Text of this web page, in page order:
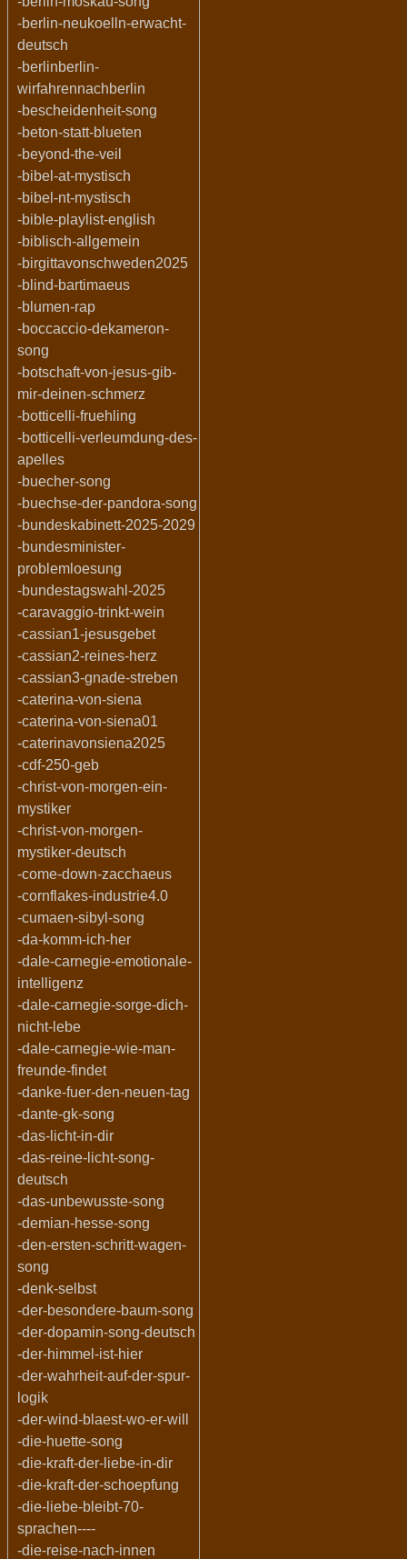
-berlin-neukoelln-erwacht-
deutsch
-berlinberlin-
wirfahrennachberlin
-bescheidenheit-song
-beton-statt-blueten
-beyond-the-veil
-bibel-at-mystisch
-bibel-nt-mystisch
-bible-playlist-english
-biblisch-allgemein
-birgittavonschweden2025
-blind-bartimaeus
-blumen-rap
-boccaccio-dekameron-
song
-botschaft-von-jesus-gib-
mir-deinen-schmerz
-botticelli-fruehling
-botticelli-verleumdung-des-
apelles
-buecher-song
-buechse-der-pandora-song
-bundeskabinett-2025-2029
-bundesminister-
problemloesung
-bundestagswahl-2025
-caravaggio-trinkt-wein
-cassian1-jesusgebet
-cassian2-reines-herz
-cassian3-gnade-streben
-caterina-von-siena
-caterina-von-siena01
-caterinavonsiena2025
-cdf-250-geb
-christ-von-morgen-ein-
mystiker
-christ-von-morgen-
mystiker-deutsch
-come-down-zacchaeus
-cornflakes-industrie4.0
-cumaen-sibyl-song
-da-komm-ich-her
-dale-carnegie-emotionale-
intelligenz
-dale-carnegie-sorge-dich-
nicht-lebe
-dale-carnegie-wie-man-
freunde-findet
-danke-fuer-den-neuen-tag
-dante-gk-song
-das-licht-in-dir
-das-reine-licht-song-
deutsch
-das-unbewusste-song
-demian-hesse-song
-den-ersten-schritt-wagen-
song
-denk-selbst
-der-besondere-baum-song
-der-dopamin-song-deutsch
-der-himmel-ist-hier
-der-wahrheit-auf-der-spur-
logik
-der-wind-blaest-wo-er-will
-die-huette-song
-die-kraft-der-liebe-in-dir
-die-kraft-der-schoepfung
-die-liebe-bleibt-70-
sprachen----
-die-reise-nach-innen